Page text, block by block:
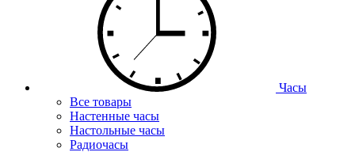
Часы
Все товары
Настенные часы
Настольные часы
Радиочасы